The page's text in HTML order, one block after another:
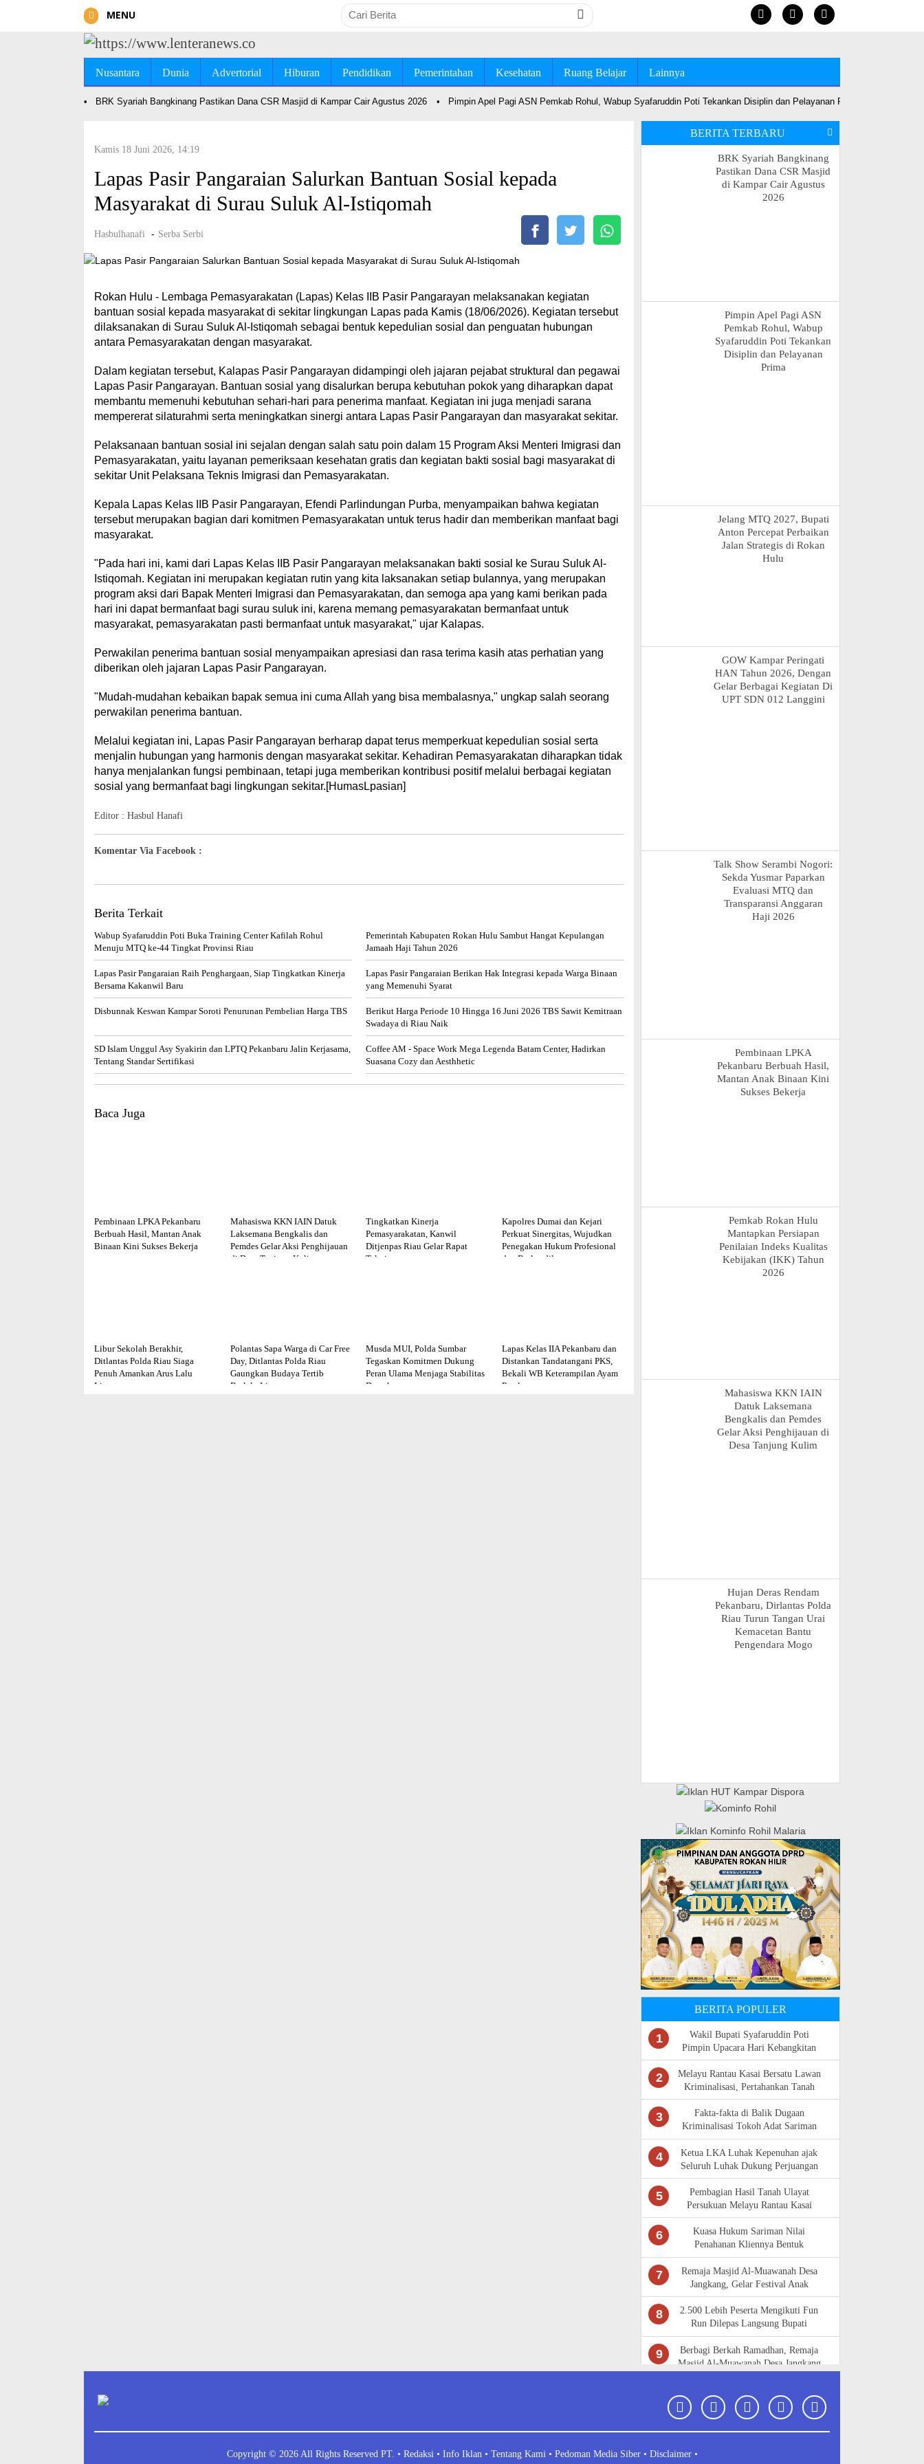
MENU
Nusantara Dunia Advertorial Hiburan Pendidikan Pemerintahan Kesehatan Ruang Belajar Lainnya
• BRK Syariah Bangkinang Pastikan Dana CSR Masjid di Kampar Cair Agustus 2026 • Pimpin Apel Pagi ASN Pemkab Rohul, Wabup Syafaruddin Poti Tekankan Disiplin dan Pelayanan Prima
Kamis 18 Juni 2026, 14:19
Lapas Pasir Pangaraian Salurkan Bantuan Sosial kepada
Masyarakat di Surau Suluk Al-Istiqomah
Hasbulhanafi - Serba Serbi
Rokan Hulu - Lembaga Pemasyarakatan (Lapas) Kelas IIB Pasir Pangarayan melaksanakan kegiatan
bantuan sosial kepada masyarakat di sekitar lingkungan Lapas pada Kamis (18/06/2026). Kegiatan tersebut
dilaksanakan di Surau Suluk Al-Istiqomah sebagai bentuk kepedulian sosial dan penguatan hubungan
antara Pemasyarakatan dengan masyarakat.
Dalam kegiatan tersebut, Kalapas Pasir Pangarayan didampingi oleh jajaran pejabat struktural dan pegawai
Lapas Pasir Pangarayan. Bantuan sosial yang disalurkan berupa kebutuhan pokok yang diharapkan dapat
membantu memenuhi kebutuhan sehari-hari para penerima manfaat. Kegiatan ini juga menjadi sarana
mempererat silaturahmi serta meningkatkan sinergi antara Lapas Pasir Pangarayan dan masyarakat sekitar.
Pelaksanaan bantuan sosial ini sejalan dengan salah satu poin dalam 15 Program Aksi Menteri Imigrasi dan
Pemasyarakatan, yaitu layanan pemeriksaan kesehatan gratis dan kegiatan bakti sosial bagi masyarakat di
sekitar Unit Pelaksana Teknis Imigrasi dan Pemasyarakatan.
Kepala Lapas Kelas IIB Pasir Pangarayan, Efendi Parlindungan Purba, menyampaikan bahwa kegiatan
tersebut merupakan bagian dari komitmen Pemasyarakatan untuk terus hadir dan memberikan manfaat bagi
masyarakat.
"Pada hari ini, kami dari Lapas Kelas IIB Pasir Pangarayan melaksanakan bakti sosial ke Surau Suluk Al-
Istiqomah. Kegiatan ini merupakan kegiatan rutin yang kita laksanakan setiap bulannya, yang merupakan
program aksi dari Bapak Menteri Imigrasi dan Pemasyarakatan, dan semoga apa yang kami berikan pada
hari ini dapat bermanfaat bagi surau suluk ini, karena memang pemasyarakatan bermanfaat untuk
masyarakat, pemasyarakatan pasti bermanfaat untuk masyarakat," ujar Kalapas.
Perwakilan penerima bantuan sosial menyampaikan apresiasi dan rasa terima kasih atas perhatian yang
diberikan oleh jajaran Lapas Pasir Pangarayan.
"Mudah-mudahan kebaikan bapak semua ini cuma Allah yang bisa membalasnya," ungkap salah seorang
perwakilan penerima bantuan.
Melalui kegiatan ini, Lapas Pasir Pangarayan berharap dapat terus memperkuat kepedulian sosial serta
menjalin hubungan yang harmonis dengan masyarakat sekitar. Kehadiran Pemasyarakatan diharapkan tidak
hanya menjalankan fungsi pembinaan, tetapi juga memberikan kontribusi positif melalui berbagai kegiatan
sosial yang bermanfaat bagi lingkungan sekitar.[HumasLpasian]
Editor : Hasbul Hanafi
Komentar Via Facebook :
Berita Terkait
Wabup Syafaruddin Poti Buka Training Center Kafilah Rohul
Menuju MTQ ke-44 Tingkat Provinsi Riau
Pemerintah Kabupaten Rokan Hulu Sambut Hangat Kepulangan
Jamaah Haji Tahun 2026
Lapas Pasir Pangaraian Raih Penghargaan, Siap Tingkatkan Kinerja
Bersama Kakanwil Baru
Lapas Pasir Pangaraian Berikan Hak Integrasi kepada Warga Binaan
yang Memenuhi Syarat
Disbunnak Keswan Kampar Soroti Penurunan Pembelian Harga TBS
Berikut Harga Periode 10 Hingga 16 Juni 2026 TBS Sawit Kemitraan
Swadaya di Riau Naik
SD Islam Unggul Asy Syakirin dan LPTQ Pekanbaru Jalin Kerjasama,
Tentang Standar Sertifikasi
Coffee AM - Space Work Mega Legenda Batam Center, Hadirkan
Suasana Cozy dan Aesthhetic
Baca Juga
Pembinaan LPKA Pekanbaru
Berbuah Hasil, Mantan Anak
Binaan Kini Sukses Bekerja
Mahasiswa KKN IAIN Datuk
Laksemana Bengkalis dan
Pemdes Gelar Aksi Penghijauan
di Desa Tanjung Kulim
Tingkatkan Kinerja
Pemasyarakatan, Kanwil
Ditjenpas Riau Gelar Rapat
Teknis
Kapolres Dumai dan Kejari
Perkuat Sinergitas, Wujudkan
Penegakan Hukum Profesional
dan Berkeadilan
Libur Sekolah Berakhir,
Ditlantas Polda Riau Siaga
Penuh Amankan Arus Lalu
Lintas
Polantas Sapa Warga di Car Free
Day, Ditlantas Polda Riau
Gaungkan Budaya Tertib
Berlalu Lintas
Musda MUI, Polda Sumbar
Tegaskan Komitmen Dukung
Peran Ulama Menjaga Stabilitas
Daerah
Lapas Kelas IIA Pekanbaru dan
Distankan Tandatangani PKS,
Bekali WB Keterampilan Ayam
Petelur
BERITA TERBARU
BRK Syariah Bangkinang
Pastikan Dana CSR Masjid
di Kampar Cair Agustus
2026
Pimpin Apel Pagi ASN
Pemkab Rohul, Wabup
Syafaruddin Poti Tekankan
Disiplin dan Pelayanan
Prima
Jelang MTQ 2027, Bupati
Anton Percepat Perbaikan
Jalan Strategis di Rokan
Hulu
GOW Kampar Peringati
HAN Tahun 2026, Dengan
Gelar Berbagai Kegiatan Di
UPT SDN 012 Langgini
Talk Show Serambi Nogori:
Sekda Yusmar Paparkan
Evaluasi MTQ dan
Transparansi Anggaran
Haji 2026
Pembinaan LPKA
Pekanbaru Berbuah Hasil,
Mantan Anak Binaan Kini
Sukses Bekerja
Pemkab Rokan Hulu
Mantapkan Persiapan
Penilaian Indeks Kualitas
Kebijakan (IKK) Tahun
2026
Mahasiswa KKN IAIN
Datuk Laksemana
Bengkalis dan Pemdes
Gelar Aksi Penghijauan di
Desa Tanjung Kulim
Hujan Deras Rendam
Pekanbaru, Dirlantas Polda
Riau Turun Tangan Urai
Kemacetan Bantu
Pengendara Mogo
BERITA POPULER
1
Wakil Bupati Syafaruddin Poti
Pimpin Upacara Hari Kebangkitan
Nasional Ke -118 di Rokan Hulu
2
Melayu Rantau Kasai Bersatu Lawan
Kriminalisasi, Pertahankan Tanah
Ulayat
3
Fakta-fakta di Balik Dugaan
Kriminalisasi Tokoh Adat Sariman
Siregar
4
Ketua LKA Luhak Kepenuhan ajak
Seluruh Luhak Dukung Perjuangan
Masyarakat Adat Rantau Kasai
5
Pembagian Hasil Tanah Ulayat
Persukuan Melayu Rantau Kasai
Sempat Diwarnai Kericuhan
6
Kuasa Hukum Sariman Nilai
Penahanan Kliennya Bentuk
Kriminalisasi,Bantah Isu Tunggangan
LAM Riau
7
Remaja Masjid Al-Muawanah Desa
Jangkang, Gelar Festival Anak
Sholeh Jilid V Tahun 2025
8
2.500 Lebih Peserta Mengikuti Fun
Run Dilepas Langsung Bupati
Kampar, Meriahkan HUT Kampar
Ke-76
9
Berbagi Berkah Ramadhan, Remaja
Masjid Al-Muawanah Desa Jangkang
Copyright © 2026 All Rights Reserved PT. • Redaksi • Info Iklan • Tentang Kami • Pedoman Media Siber • Disclaimer •